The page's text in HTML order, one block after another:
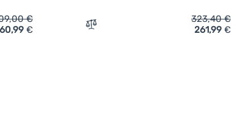
€
€ Vergleichen
323,40€
261,99 €